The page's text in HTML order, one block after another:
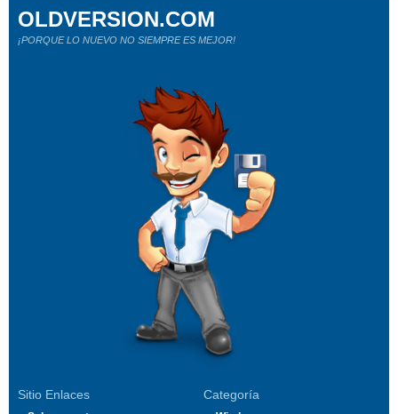
Sitio Enlaces Categoría
OLDVERSION.COM
¡PORQUE LO NUEVO NO SIEMPRE ES MEJOR!